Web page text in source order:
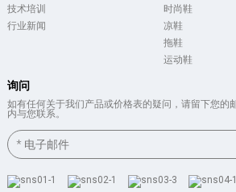
技术培训
行业新闻
时尚鞋
凉鞋
拖鞋
运动鞋
询问
如有任何关于我们产品或价格表的疑问，请留下您的
内与您联系。